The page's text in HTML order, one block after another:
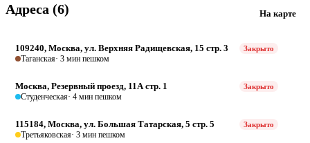
Адреса (6) На карте
109240, Москва, ул. Верхняя Радищевская, 15 стр. 3 Закрыто
Таганская· 3 мин пешком
Москва, Резервный проезд, 11А стр. 1 Закрыто
Студенческая· 4 мин пешком
115184, Москва, ул. Большая Татарская, 5 стр. 5 Закрыто
Третьяковская· 3 мин пешком